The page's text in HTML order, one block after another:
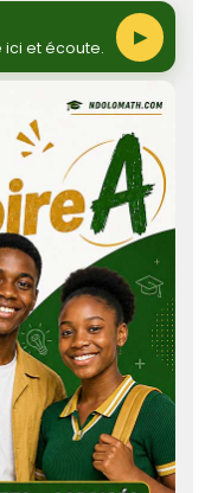
ici et écoute. ▶